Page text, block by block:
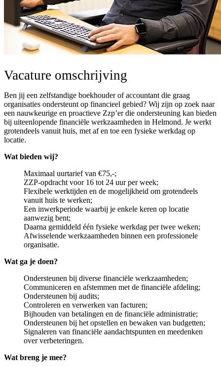
Vacature omschrijving
Ben jij een zelfstandige boekhouder of accountant die graag
organisaties ondersteunt op financieel gebied? Wij zijn op zoek naar
een nauwkeurige en proactieve Zzp’er die ondersteuning kan bieden
bij uiteenlopende financiële werkzaamheden in Helmond. Je werkt
grotendeels vanuit huis, met af en toe een fysieke werkdag op
locatie.
Wat bieden wij?
Maximaal uurtarief van €75,-;
ZZP-opdracht voor 16 tot 24 uur per week;
Flexibele werktijden en de mogelijkheid om grotendeels
vanuit huis te werken;
Een inwerkperiode waarbij je enkele keren op locatie
aanwezig bent;
Daarna gemiddeld één fysieke werkdag per twee weken;
Afwisselende werkzaamheden binnen een professionele
organisatie.
Wat ga je doen?
Ondersteunen bij diverse financiële werkzaamheden;
Communiceren en afstemmen met de financiële afdeling;
Ondersteunen bij audits;
Controleren en verwerken van facturen;
Bijhouden van betalingen en de financiële administratie;
Ondersteunen bij het opstellen en bewaken van budgetten;
Signaleren van financiële aandachtspunten en meedenken
over verbeteringen.
Wat breng je mee?